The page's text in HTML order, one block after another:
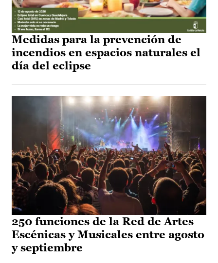
Medidas para la prevención de
incendios en espacios naturales el
día del eclipse
250 funciones de la Red de Artes
Escénicas y Musicales entre agosto
y septiembre